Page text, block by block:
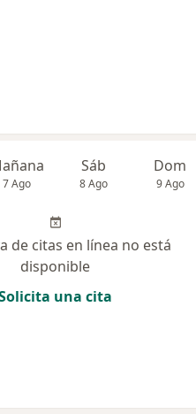
7 Ago
Sáb
8 Ago
Dom
9 Ago
de citas en línea no está
disponible
una cita